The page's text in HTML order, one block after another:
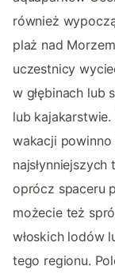
również
plaż nad
uczestnicy
w głębinach lub
lub kajakarstwie.
wakacji
oprócz spaceru
możecie też
włoskich lodów
tego regionu.